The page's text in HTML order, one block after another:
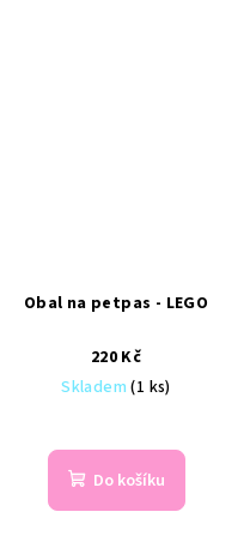
Obal na petpas - LEGO
220 Kč
Skladem(1 ks)
Do košíku